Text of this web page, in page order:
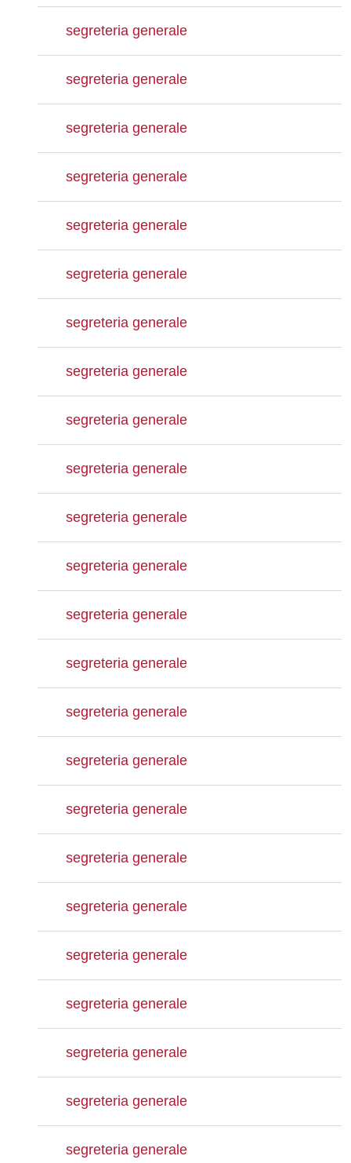
segreteria generale
segreteria generale
segreteria generale
segreteria generale
segreteria generale
segreteria generale
segreteria generale
segreteria generale
segreteria generale
segreteria generale
segreteria generale
segreteria generale
segreteria generale
segreteria generale
segreteria generale
segreteria generale
segreteria generale
segreteria generale
segreteria generale
segreteria generale
segreteria generale
segreteria generale
segreteria generale
segreteria generale